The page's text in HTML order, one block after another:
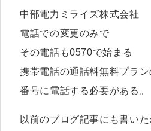
中部電力ミライズ株式会社
電話での変更のみで
その電話も0570で始まる
携帯電話の通話料無料プラ
番号に電話する必要がある。
以前のブログ記事にも書いた